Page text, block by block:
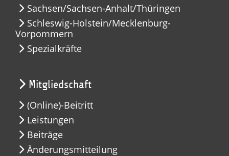
Sachsen/Sachsen-Anhalt/Thüringen
Schleswig-Holstein/Mecklenburg-
Vorpommern
Spezialkräfte
Mitgliedschaft
(Online)-Beitritt
Leistungen
Beiträge
Änderungsmitteilung